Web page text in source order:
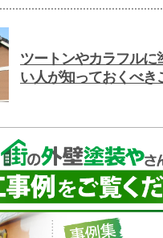
ツートンやカラフルに
い人が知っておくべき